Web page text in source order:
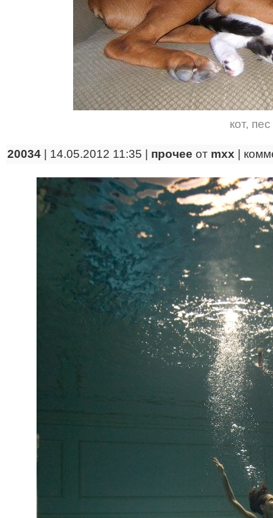
кот, пес
20034 | 14.05.2012 11:35 | прочее от mxx